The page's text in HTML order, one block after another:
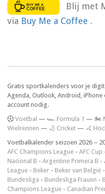
Blij met
via Buy Me a Coffee .
Gratis sportkalenders voor je
Agenda, Outlook, Android,
account nodig.
Voetbal — 🏎️ Formula 1 — 🏍
Wielrennen — 🏏 Cricket — 🏑
Voetbalkalender seizoen 2026 –
AFC Champions League - AFC Cup
Nacional B - Argentine Primera B -
League - Beker - Beker van België -
Bundesliga - Bundesliga Frauen -
Champions League - Canadian